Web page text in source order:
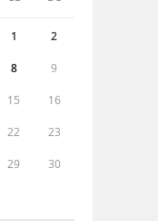
1 2
8 9
15 16
22 23
29 30